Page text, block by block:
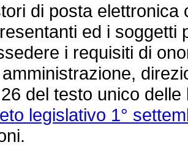
di posta elettronica
ed i
i requisiti di
del testo unico
legislativo 1°